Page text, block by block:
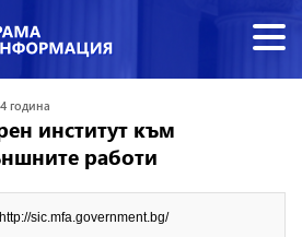
година
институт към
работи
http://sic.mfa.government.bg/